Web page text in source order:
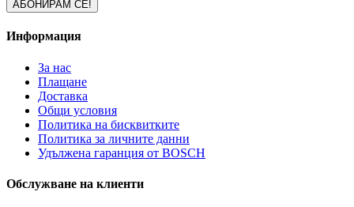
Информация
За нас
Плащане
Доставка
Общи условия
Политика на бисквитките
Политика за личните данни
Удължена гаранция от BOSCH
Обслужване на клиенти